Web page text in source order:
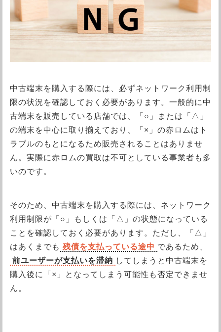
中古端末を購入する際には、必ずネットワーク利用制
限の状況を確認しておく必要があります。一般的に中
古端末を販売している店舗では、「○」または「△」
の端末を中心に取り揃えており、「×」の赤ロムはト
ラブルのもとになるため販売されることはありませ
ん。実際に赤ロムの買取は不可としている事業者も多
いのです。
そのため、中古端末を購入する際には、ネットワーク
利用制限が「○」もしくは「△」の状態になっている
ことを確認しておく必要があります。ただし、「△」
はあくまでも 残債を支払っている途中 であるため、
前ユーザーが支払いを滞納 してしまうと中古端末を
購入後に「×」となってしまう可能性も否定できませ
ん。